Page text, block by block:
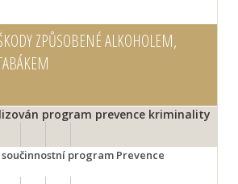
ZPŮSOBENÉ ALKOHOLEM,
program prevence kriminality
program Prevence